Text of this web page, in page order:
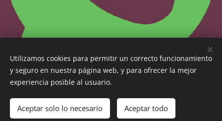
Copyright © 2024 - SASJu
Utilizamos cookies para permitir un correcto funcionamiento
y seguro en nuestra página web, y para ofrecer la mejor
experiencia posible al usuario.
Aceptar solo lo necesario Aceptar todo